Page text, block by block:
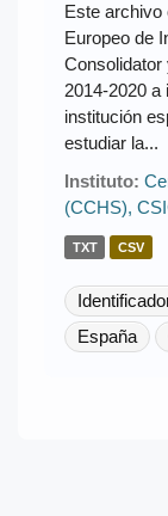
Este archivo
Europeo de
Consolidator
2014-2020 a
institución
estudiar la...
Instituto:
(CCHS),
TXT CSV
España